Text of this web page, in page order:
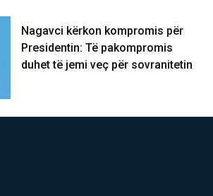
Nagavci kërkon kompromis për
Presidentin: Të pakompromis
duhet të jemi veç për sovranitetin